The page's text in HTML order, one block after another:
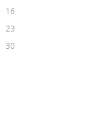
16
23
30